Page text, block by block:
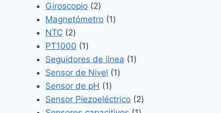
productos
Giroscopio 22
productos
Magnetómetro 11
NTC 22
productos
PT1000 11
producto
Seguidores de línea 11
Sensor de Nivel 11
Sensor de pH 11
producto
Sensor Piezoeléctrico 22